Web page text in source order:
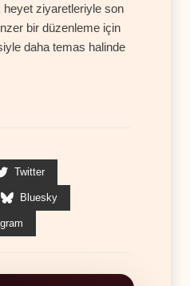
heyet ziyaretleriyle son
bir düzenleme için
daha temas halinde
Twitter
Bluesky